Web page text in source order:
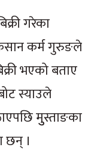
गरेका
कर्म गुरुङले
भएको बताए
स्याउले
मुुस्ताङका
छन् ।